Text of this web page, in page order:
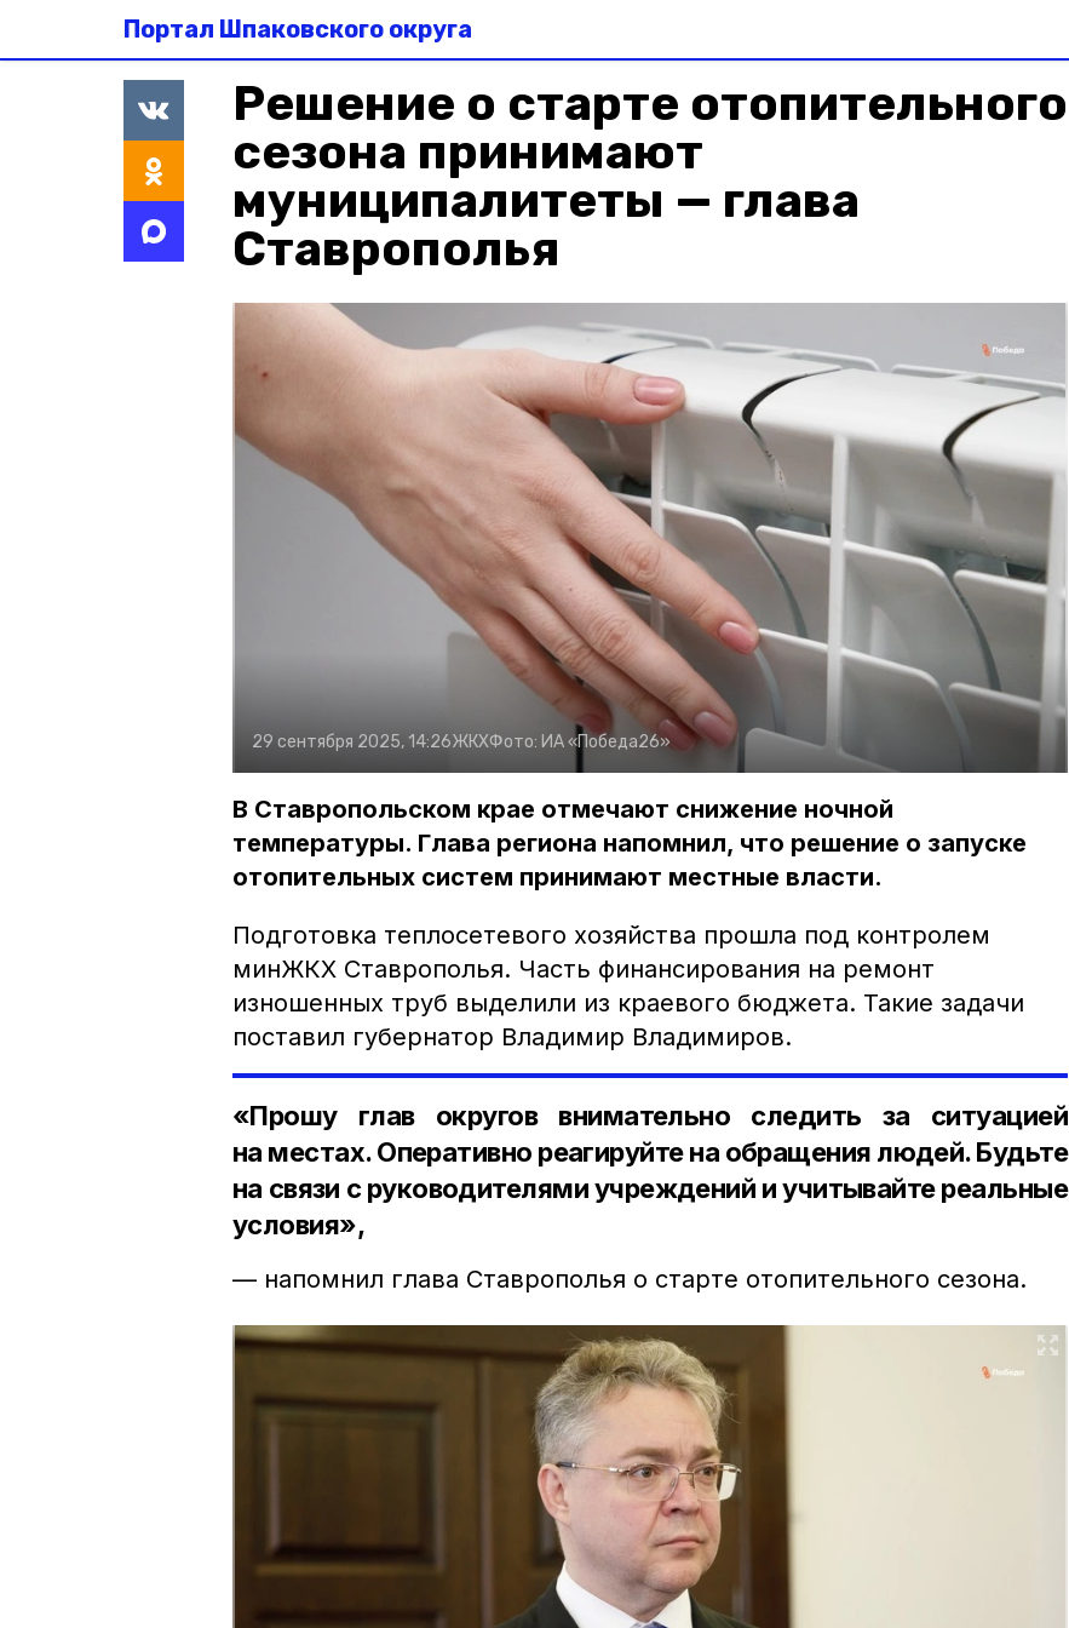
Портал Шпаковского округа
Решение о старте отопительного
сезона принимают
муниципалитеты — глава
Ставрополья
29 сентября 2025, 14:26ЖКХФото: ИА «Победа26»
В Ставропольском крае отмечают снижение ночной
температуры. Глава региона напомнил, что решение о запуске
отопительных систем принимают местные власти.
Подготовка теплосетевого хозяйства прошла под контролем
минЖКХ Ставрополья. Часть финансирования на ремонт
изношенных труб выделили из краевого бюджета. Такие задачи
поставил губернатор Владимир Владимиров.
«Прошу глав округов внимательно следить за ситуацией
на местах. Оперативно реагируйте на обращения людей. Будьте
на связи с руководителями учреждений и учитывайте реальные
условия»,
— напомнил глава Ставрополья о старте отопительного сезона.